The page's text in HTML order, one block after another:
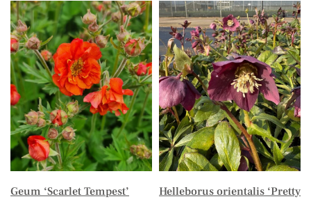
Geum ‘Scarlet Tempest’
Helleborus orientalis ‘Pretty